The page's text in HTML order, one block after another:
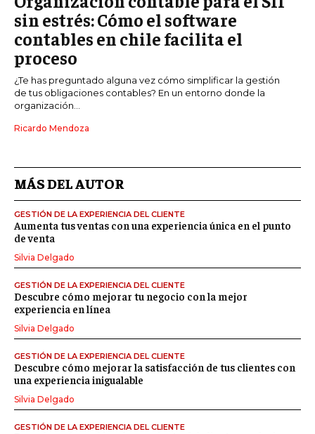
sin estrés: Cómo el software
contables en chile facilita el
proceso
¿Te has preguntado alguna vez cómo simplificar la gestión
de tus obligaciones contables? En un entorno donde la
organización...
Ricardo Mendoza
MÁS DEL AUTOR
GESTIÓN DE LA EXPERIENCIA DEL CLIENTE
Aumenta tus ventas con una experiencia única en el punto
de venta
Silvia Delgado
GESTIÓN DE LA EXPERIENCIA DEL CLIENTE
Descubre cómo mejorar tu negocio con la mejor
experiencia en línea
Silvia Delgado
GESTIÓN DE LA EXPERIENCIA DEL CLIENTE
Descubre cómo mejorar la satisfacción de tus clientes con
una experiencia inigualable
Silvia Delgado
GESTIÓN DE LA EXPERIENCIA DEL CLIENTE